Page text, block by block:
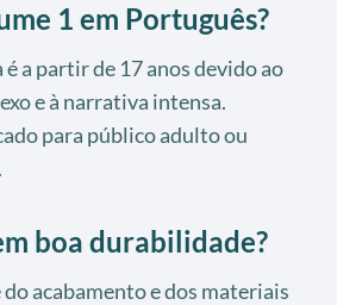
1 em Português?
a partir de 17 anos devido ao
e à narrativa intensa.
para público adulto ou
boa durabilidade?
acabamento e dos materiais